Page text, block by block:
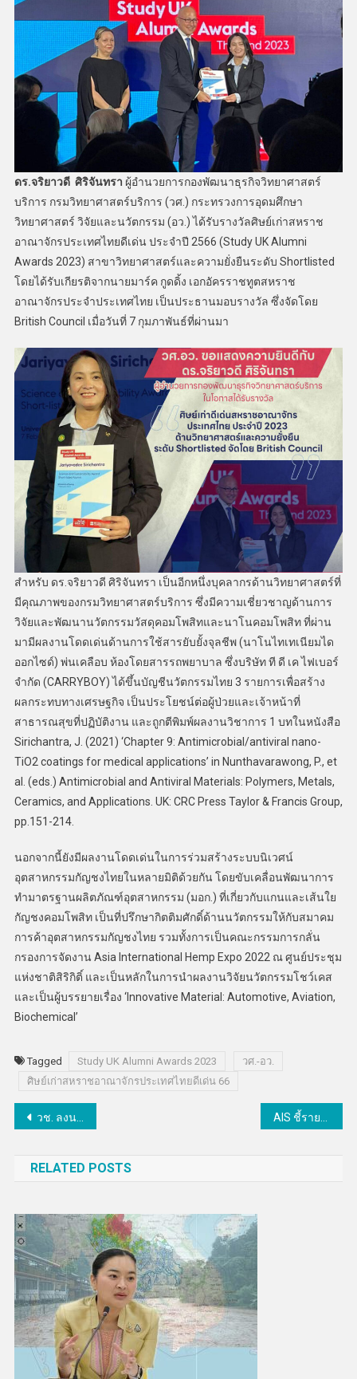
ดร.จริยาวดี ศิริจันทรา ผู้อำนวยการกองพัฒนาธุรกิจวิทยาศาสตร์
บริการ กรมวิทยาศาสตร์บริการ (วศ.) กระทรวงการอุดมศึกษา
วิทยาศาสตร์ วิจัยและนวัตกรรม (อว.) ได้รับรางวัลศิษย์เก่าสหราช
อาณาจักรประเทศไทยดีเด่น ประจำปี 2566 (Study UK Alumni
Awards 2023) สาขาวิทยาศาสตร์และความยั่งยืนระดับ Shortlisted
โดยได้รับเกียรติจากนายมาร์ค กูดดิ้ง เอกอัครราชทูตสหราช
อาณาจักรประจำประเทศไทย เป็นประธานมอบรางวัล ซึ่งจัดโดย
British Council เมื่อวันที่ 7 กุมภาพันธ์ที่ผ่านมา
สำหรับ ดร.จริยาวดี ศิริจันทรา เป็นอีกหนึ่งบุคลากรด้านวิทยาศาสตร์ที่
มีคุณภาพของกรมวิทยาศาสตร์บริการ ซึ่งมีความเชี่ยวชาญด้านการ
วิจัยและพัฒนานวัตกรรมวัสดุคอมโพสิทและนาโนคอมโพสิท ที่ผ่าน
มามีผลงานโดดเด่นด้านการใช้สารยับยั้งจุลชีพ (นาโนไทเทเนียมได
ออกไซด์) พ่นเคลือบ ห้องโดยสารรถพยาบาล ซึ่งบริษัท ที ดี เค ไฟเบอร์
จำกัด (CARRYBOY) ได้ขึ้นบัญชีนวัตกรรมไทย 3 รายการเพื่อสร้าง
ผลกระทบทางเศรษฐกิจ เป็นประโยชน์ต่อผู้ป่วยและเจ้าหน้าที่
สาธารณสุขที่ปฏิบัติงาน และถูกตีพิมพ์ผลงานวิชาการ 1 บทในหนังสือ
Sirichantra, J. (2021) ‘Chapter 9: Antimicrobial/antiviral nano-
TiO2 coatings for medical applications’ in Nunthavarawong, P., et
al. (eds.) Antimicrobial and Antiviral Materials: Polymers, Metals,
Ceramics, and Applications. UK: CRC Press Taylor & Francis Group,
pp.151-214.
นอกจากนี้ยังมีผลงานโดดเด่นในการร่วมสร้างระบบนิเวศน์
อุตสาหกรรมกัญชงไทยในหลายมิติด้วยกัน โดยขับเคลื่อนพัฒนาการ
ทำมาตรฐานผลิตภัณฑ์อุตสาหกรรม (มอก.) ที่เกี่ยวกับแกนและเส้นใย
กัญชงคอมโพสิท เป็นที่ปรึกษากิตติมศักดิ์ด้านนวัตกรรมให้กับสมาคม
การค้าอุตสาหกรรมกัญชงไทย รวมทั้งการเป็นคณะกรรมการกลั่น
กรองการจัดงาน Asia International Hemp Expo 2022 ณ ศูนย์ประชุม
แห่งชาติสิริกิติ์ และเป็นหลักในการนำผลงานวิจัยนวัตกรรมโชว์เคส
และเป็นผู้บรรยายเรื่อง ‘Innovative Material: Automotive, Aviation,
Biochemical’
Tagged Study UK Alumni Awards 2023
วศ.-อว.
ศิษย์เก่าสหราชอาณาจักรประเทศไทยดีเด่น 66
แนะแนว
วช. ลงนามความร่วมมือกับ 17 หน่วยงานเครือข่ายด้านการวิจัยสร้างนักวิจัยรุ่นใหม่ AIS ชี้รายได้รวมปี 65 โต 2.3% โชว์ศักยภาพผู้นำอุตฯดิจิทัล อัดงบลงทุน 30,000 ล้านขยายโครงข่ายอัจฉริยะ
RELATED POSTS